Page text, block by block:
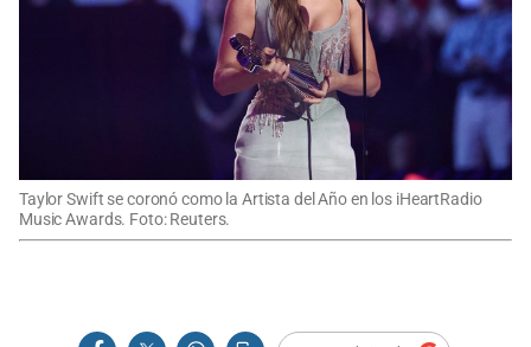
Taylor Swift se coronó como la Artista del Año en los iHeartRadio
Music Awards. Foto: Reuters.